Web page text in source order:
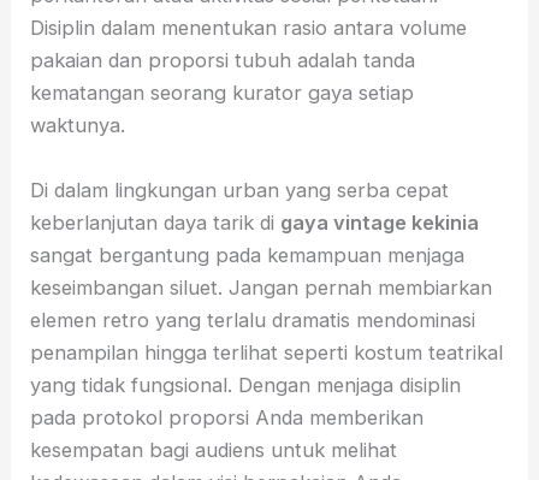
Disiplin dalam menentukan rasio antara volume
pakaian dan proporsi tubuh adalah tanda
kematangan seorang kurator gaya setiap
waktunya.
Di dalam lingkungan urban yang serba cepat
keberlanjutan daya tarik di gaya vintage kekinia
sangat bergantung pada kemampuan menjaga
keseimbangan siluet. Jangan pernah membiarkan
elemen retro yang terlalu dramatis mendominasi
penampilan hingga terlihat seperti kostum teatrikal
yang tidak fungsional. Dengan menjaga disiplin
pada protokol proporsi Anda memberikan
kesempatan bagi audiens untuk melihat